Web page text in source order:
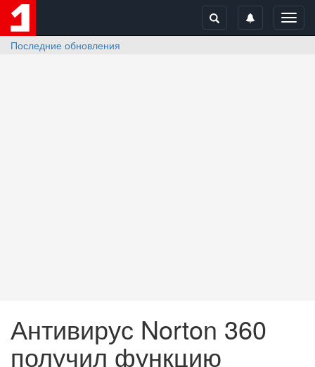
Последние обновления
Антивирус Norton 360
получил функцию